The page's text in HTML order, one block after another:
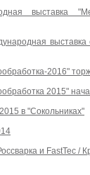
выставка
2016"
2015"
в "Сокольниках"
и FastTec /